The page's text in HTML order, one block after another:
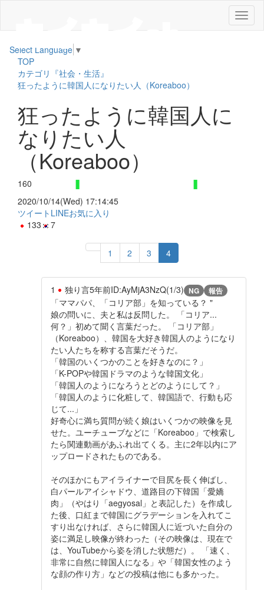
メ
ニ
Select Language ▼
TOP
カテゴリ『社会・生活』
狂ったように韓国人になりたい人（Koreaboo）
狂ったように韓国人に
なりたい人
（Koreaboo）
160
2020/10/14(Wed) 17:14:45
ツイート LINEお気に入り
133
7
1 2 3 4
1 独り言5年前ID:AyMjA3NzQ(1/3) NG 報告
「ママパパ、「コリア部」を知っている？ "
娘の問いに、夫と私は反問した。 「コリア...
何？」初めて聞く言葉だった。 「コリア部」
（Koreaboo）、韓国を大好き韓国人のようになり
たい人たちを称する言葉だそうだ。
「韓国のいくつかのことを好きなのに？」
「K-POPや韓国ドラマのような韓国文化」
「韓国人のようになろうとどのようにして？」
「韓国人のように化粧して、韓国語で、行動も応
じて...」
好奇心に満ち質問が続く娘はいくつかの映像を見
せた。ユーチューブなどに「Koreaboo」で検索し
たら関連動画があふれ出てくる。主に2年以内にア
ップロードされたものである。
そのほかにもアイライナーで目尻を長く伸ばし、
白パールアイシャドウ、道路目の下韓国「愛嬌
肉」（やはり「aegyosal」と表記した）を作成し
た後、口紅まで韓国にグラデーションを入れてこ
すり出なければ、さらに韓国人に近づいた自分の
姿に満足し映像が終わった（その映像は、現在で
は、YouTubeから姿を消した状態だ）。 「速く、
非常に自然に韓国人になる」や「韓国女性のよう
な顔の作り方」などの投稿は他にも多かった。